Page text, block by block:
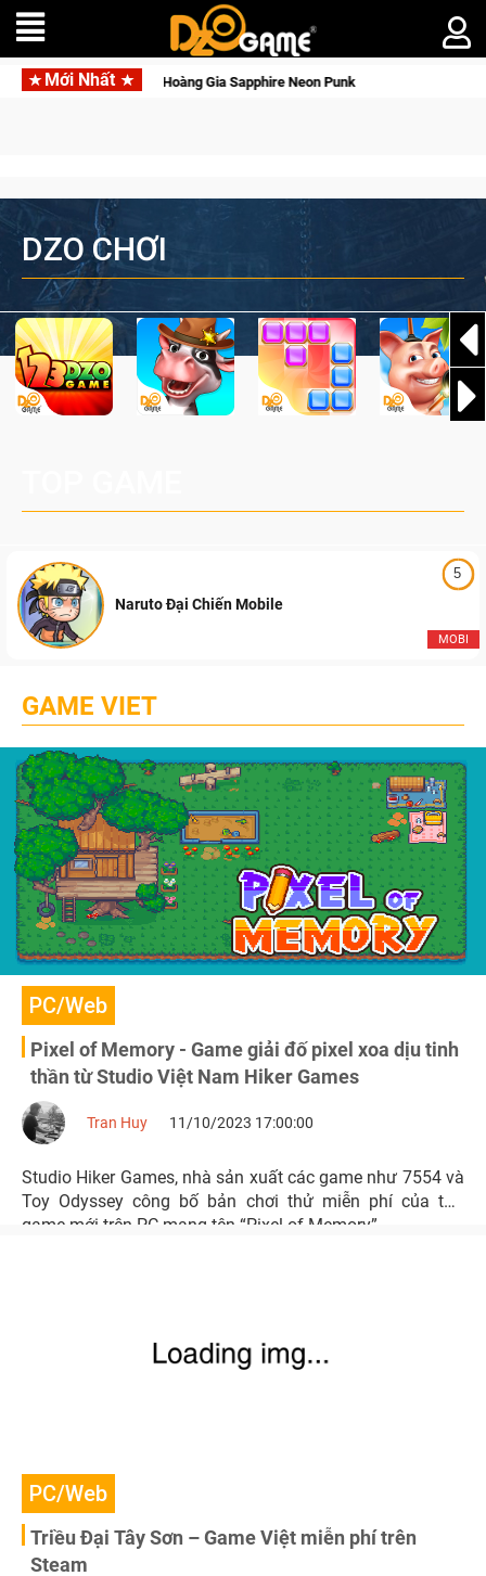
Mới Nhất Garena hợp tác cùng Pocketpair đưa bom tấn
DZO CHƠI
5
MOBI
Naruto Đại Chiến Mobile
GAME VIET
PC/Web
Pixel of Memory - Game giải đố pixel xoa dịu tinh
thần từ Studio Việt Nam Hiker Games
Tran Huy 11/10/2023 17:00:00
Studio Hiker Games, nhà sản xuất các game như 7554 và
Toy Odyssey công bố bản chơi thử miễn phí của tựa
game mới trên PC mang tên “Pixel of Memory”.
PC/Web
Triều Đại Tây Sơn – Game Việt miễn phí trên
Steam